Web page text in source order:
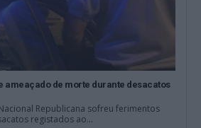
ameaçado de morte durante desacatos
Republicana sofreu ferimentos
registados ao...